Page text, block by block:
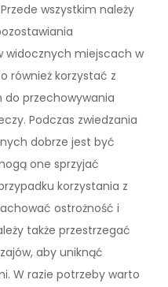
wszystkim należy
widocznych miejscach w
również korzystać z
przechowywania
Podczas zwiedzania
dobrze jest być
one sprzyjać
korzystania z
ostrożność i
także przestrzegać
aby uniknąć
W razie potrzeby warto